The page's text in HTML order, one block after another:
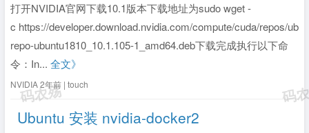
打开NVIDIA官网下载10.1版本下载地址为sudo wget -
c https://developer.download.nvidia.com/compute/cuda/repos/
repo-ubuntu1810_10.1.105-1_amd64.deb下载完成执行以下命
令：In...全文》
NVIDIA2年前 | touch
Ubuntu 安装 nvidia-docker2